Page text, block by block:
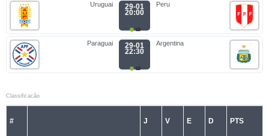
Uruguai 29-01
20:00
Peru
Paraguai 29-01
22:30
Argentina
Classificacão
# J V E D PTS